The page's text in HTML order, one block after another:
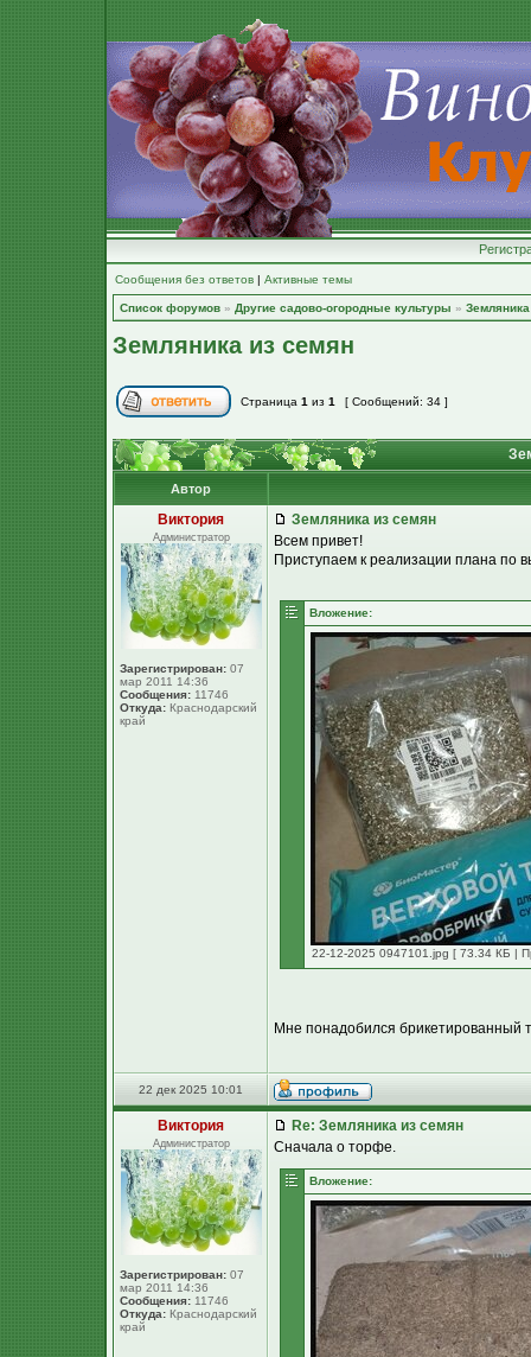
Сообщения без ответов | Активные темы
Список форумов » Другие садово-огородные культуры »
Земляника из семян
Страница 1 из 1 [ Сообщений: 34 ]
Автор
Виктория
Администратор
Зарегистрирован: 07
мар 2011 14:36
Сообщения: 11746
Откуда: Краснодарский
край
Земляника из семян
Всем привет!
Приступаем к реализации плана по
Вложение:
22-12-2025 0947101.jpg [ 73.34 КБ |
Мне понадобился брикетированный
22 дек 2025 10:01
Виктория
Администратор
Зарегистрирован: 07
мар 2011 14:36
Сообщения: 11746
Откуда: Краснодарский
край
Re: Земляника из семян
Сначала о торфе.
Вложение: